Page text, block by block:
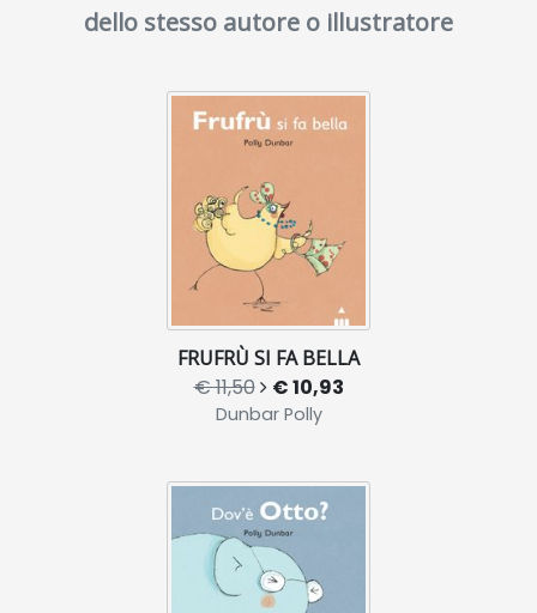
dello stesso autore o illustratore
FRUFRÙ SI FA BELLA
€ 11,50 € 10,93
Dunbar Polly